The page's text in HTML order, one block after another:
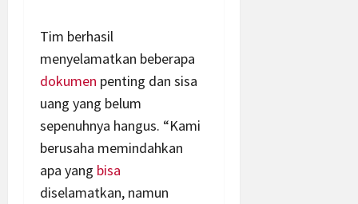
Tim berhasil
menyelamatkan beberapa
dokumen penting dan sisa
uang yang belum
sepenuhnya hangus. “Kami
berusaha memindahkan
apa yang bisa
diselamatkan, namun